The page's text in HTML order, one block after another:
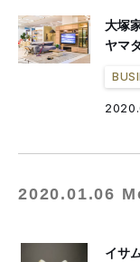
大塚
ヤマ
2020.01.06
イサ